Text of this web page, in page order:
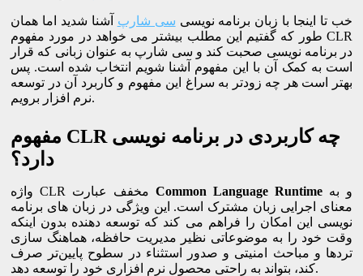
خب تا اینجا با زبان برنامه نویسی سی شارپ آشنا شدید اما همان
طور که گفتیم این مطلب بیشتر می خواهد در مورد مفهوم CLR
در برنامه نویسی صحبت کند و سی شارپ به عنوان زبانی که قرار
است به کمک آن با این مفهوم آشنا شویم انتخاب شده است. پس
بهتر است هر چه زودتر به سراغ این مفهوم و کاربرد آن در توسعه
نرم افزار برویم.
مفهوم CLR چه کاربردی در برنامه نویسی
دارد؟
Common Language Runtime
معنای اجرایی زبان مشترک است. این ویژگی در زبان های برنامه
نویسی این امکان را فراهم می کند که توسعه دهنده بدون اینکه
وقت خود را به موضوعاتی نظیر مدیریت حافظه، هماهنگ سازی
تردها و مباحث امنیتی و صدور استثناء در سطوح پایین‌تر صرف
کند، بتواند به راحتی محصول نرم افزاری خود را توسعه دهد.